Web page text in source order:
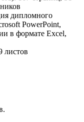
дипломного
PowerPoint,
в формате Excel,
листов